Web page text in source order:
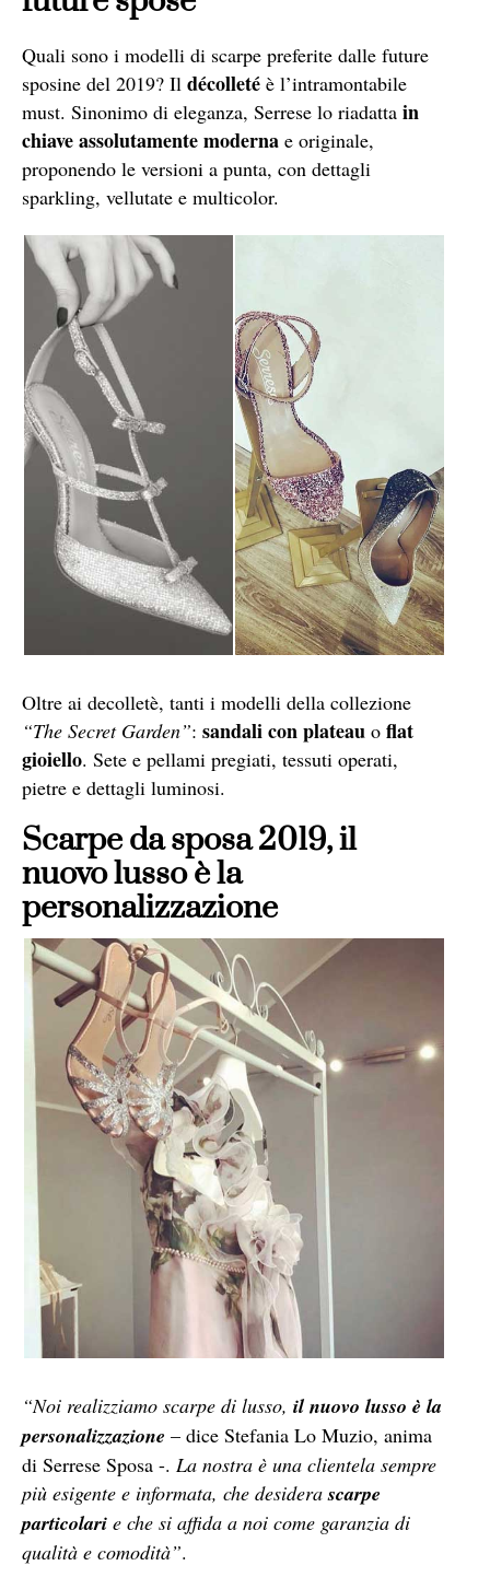
Quali sono i modelli di scarpe preferite dalle future
sposine del 2019? Il décolleté è l’intramontabile
must. Sinonimo di eleganza, Serrese lo riadatta in
chiave assolutamente moderna e originale,
proponendo le versioni a punta, con dettagli
sparkling, vellutate e multicolor.
Oltre ai decolletè, tanti i modelli della collezione
“The Secret Garden”: sandali con plateau o flat
gioiello. Sete e pellami pregiati, tessuti operati,
pietre e dettagli luminosi.
Scarpe da sposa 2019, il
nuovo lusso è la
personalizzazione
“Noi realizziamo scarpe di lusso, il nuovo lusso è la
personalizzazione – dice Stefania Lo Muzio, anima
di Serrese Sposa -. La nostra è una clientela sempre
più esigente e informata, che desiderascarpe
particolari e che si affida a noi come garanzia di
qualità e comodità”.